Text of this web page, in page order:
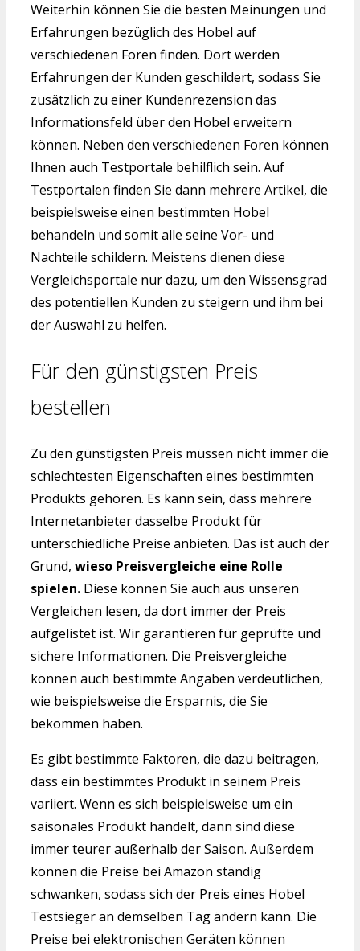
Weiterhin können Sie die besten Meinungen und
Erfahrungen bezüglich des Hobel auf
verschiedenen Foren finden. Dort werden
Erfahrungen der Kunden geschildert, sodass Sie
zusätzlich zu einer Kundenrezension das
Informationsfeld über den Hobel erweitern
können. Neben den verschiedenen Foren können
Ihnen auch Testportale behilflich sein. Auf
Testportalen finden Sie dann mehrere Artikel, die
beispielsweise einen bestimmten Hobel
behandeln und somit alle seine Vor- und
Nachteile schildern. Meistens dienen diese
Vergleichsportale nur dazu, um den Wissensgrad
des potentiellen Kunden zu steigern und ihm bei
der Auswahl zu helfen.
Für den günstigsten Preis
bestellen
Zu den günstigsten Preis müssen nicht immer die
schlechtesten Eigenschaften eines bestimmten
Produkts gehören. Es kann sein, dass mehrere
Internetanbieter dasselbe Produkt für
unterschiedliche Preise anbieten. Das ist auch der
Grund, wieso Preisvergleiche eine Rolle
spielen. Diese können Sie auch aus unseren
Vergleichen lesen, da dort immer der Preis
aufgelistet ist. Wir garantieren für geprüfte und
sichere Informationen. Die Preisvergleiche
können auch bestimmte Angaben verdeutlichen,
wie beispielsweise die Ersparnis, die Sie
bekommen haben.
Es gibt bestimmte Faktoren, die dazu beitragen,
dass ein bestimmtes Produkt in seinem Preis
variiert. Wenn es sich beispielsweise um ein
saisonales Produkt handelt, dann sind diese
immer teurer außerhalb der Saison. Außerdem
können die Preise bei Amazon ständig
schwanken, sodass sich der Preis eines Hobel
Testsieger an demselben Tag ändern kann. Die
Preise bei elektronischen Geräten können